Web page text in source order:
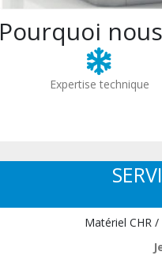
Pourquoi
Expertise technique
Matériel CHR